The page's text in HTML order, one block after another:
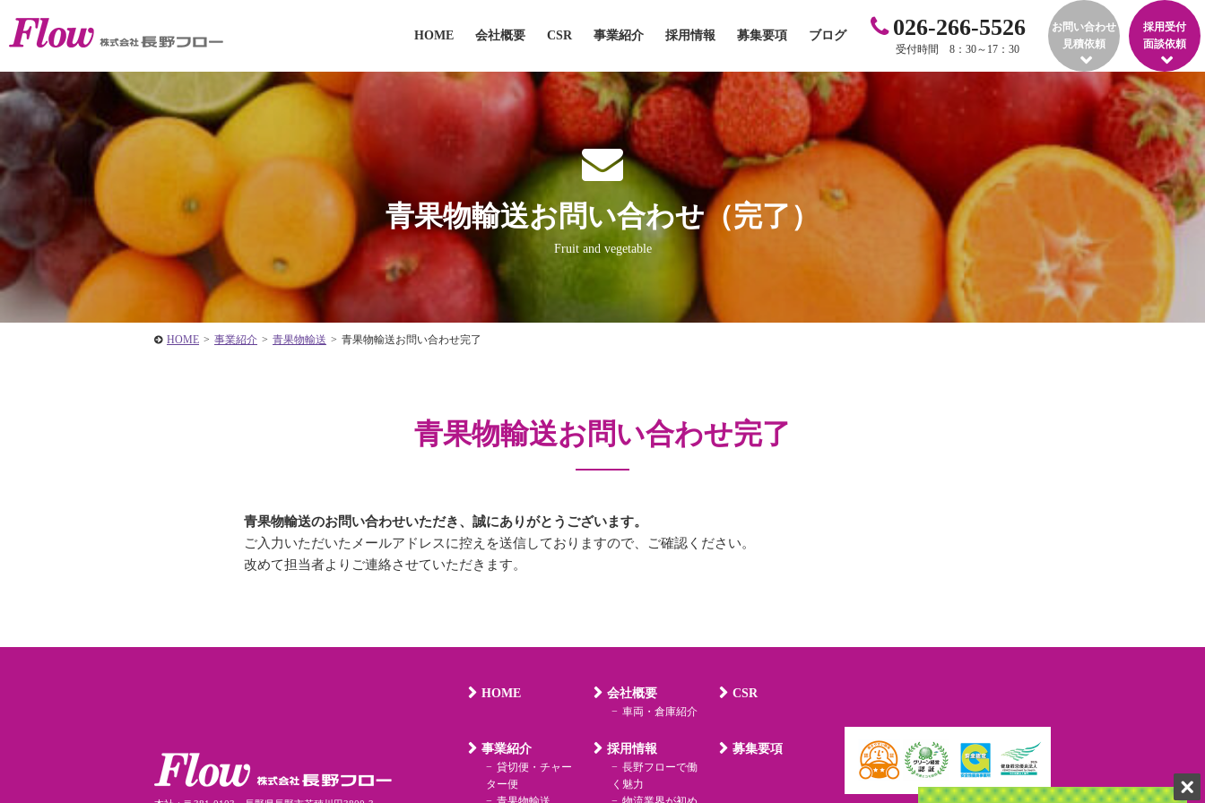
HOME 会社概要 CSR 事業紹介 採用情報 募集要項 ブログ 026-266-5526
受付時間 8：30～17：30
お問い合わせ
見積依頼
採用受付
面談依頼
青果物輸送お問い合わせ（完了）
Fruit and vegetable
HOME > 事業紹介 > 青果物輸送 > 青果物輸送お問い合わせ完了
青果物輸送お問い合わせ完了
青果物輸送のお問い合わせいただき、誠にありがとうございます。
ご入力いただいたメールアドレスに控えを送信しておりますので、ご確認ください。
改めて担当者よりご連絡させていただきます。
HOME 会社概要
車両・倉庫紹介
CSR
事業紹介
貸切便・チャー
ター便
採用情報
長野フローで働
く魅力
募集要項